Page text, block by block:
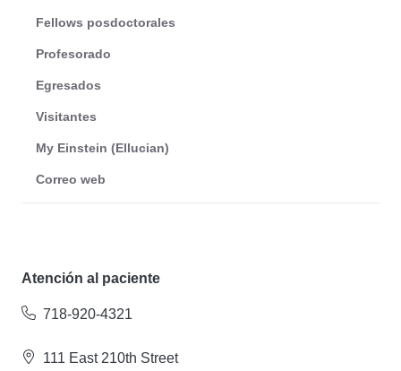
Fellows posdoctorales
Profesorado
Egresados
Visitantes
My Einstein (Ellucian)
Correo web
Atención al paciente
718-920-4321
111 East 210th Street